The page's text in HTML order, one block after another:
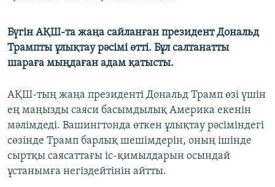
Бүгін АҚШ-та жаңа сайланған президент Дональд
Трампты ұлықтау рәсімі өтті. Бұл салтанатты
шараға мыңдаған адам қатысты.
АҚШ-тың жаңа президенті Дональд Трамп өзі үшін
ең маңызды саяси басымдылық Америка екенін
мәлімдеді. Вашингтонда өткен ұлықтау рәсіміндегі
сөзінде Трамп барлық шешімдерін, оның ішінде
сыртқы саясаттағы іс-қимылдарын осындай
ұстанымға негіздейтінін айтты.